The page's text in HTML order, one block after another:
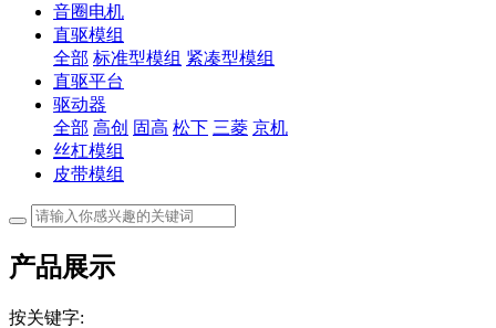
音圈电机
直驱模组
全部 标准型模组 紧凑型模组
直驱平台
驱动器
全部 高创 固高 松下 三菱 京机
丝杠模组
皮带模组
产品展示
按关键字: